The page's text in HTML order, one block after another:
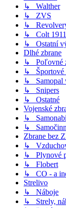
↳ Walther
↳ ZVS
↳
↳ Colt
↳ Ostatní
Dlhé zbrane
↳ Poľovné
↳ Športové
↳ Samopal
↳ Snipers
↳ Ostatné
Vojenské
↳
↳
Zbrane bez
↳
↳ Plynové
↳ Flobert
↳ CO - a
Strelivo
↳ Náboje
↳ Strely,